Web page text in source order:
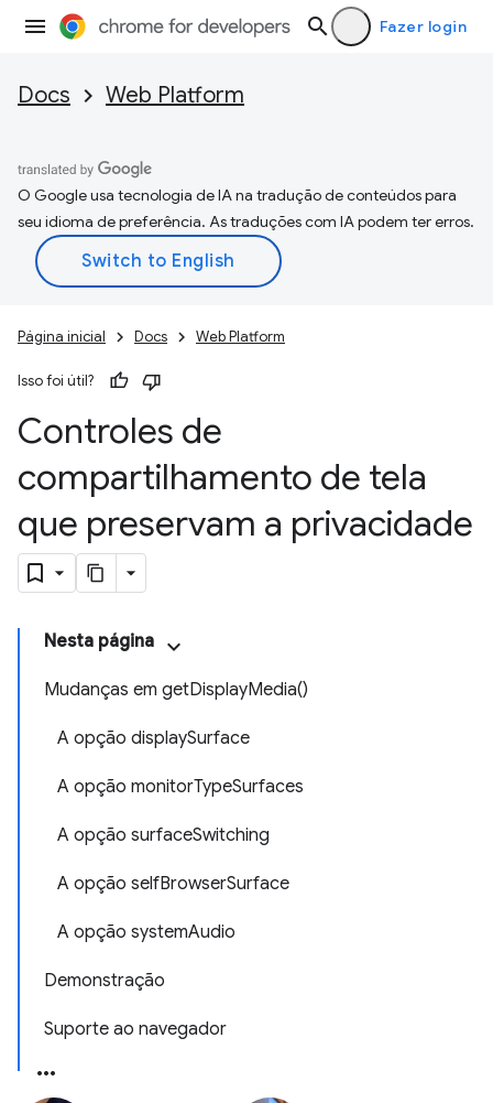
Fazer login
Docs Web Platform
O Google usa tecnologia de IA na tradução de conteúdos para
seu idioma de preferência. As traduções com IA podem ter erros.
Página inicial Docs Web Platform
Isso foi útil?
Controles de
compartilhamento de tela
que preservam a privacidade
Nesta página
Mudanças em getDisplayMedia()
A opção displaySurface
A opção monitorTypeSurfaces
A opção surfaceSwitching
A opção selfBrowserSurface
A opção systemAudio
Demonstração
Suporte ao navegador